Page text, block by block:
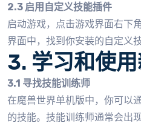
2.3 启用自定义技能插件
启动游戏，点击游戏界面右下
界面中，找到你安装的自定义
3. 学习和使
3.1 寻找技能训练师
在魔兽世界单机版中，你可以
的技能。技能训练师通常会出